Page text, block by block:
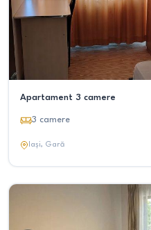
Apartament 3 camere
3 camere
Iași, Gară